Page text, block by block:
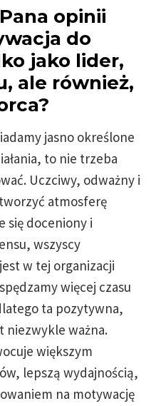
opinii
do
jako lider,
ale również,
jasno określone
to nie trzeba
Uczciwy, odważny i
atmosferę
się doceniony i
wszyscy
w tej organizacji
więcej czasu
ta pozytywna,
niezwykle ważna.
większym
lepszą wydajnością,
na motywację